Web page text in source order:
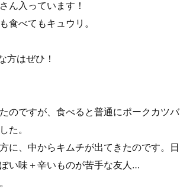
ん入っています！
食べてもキュウリ。
方はぜひ！
のですが、食べると普通にポークカツバ
た。
に、中からキムチが出てきたのです。日
い味＋辛いものが苦手な友人…